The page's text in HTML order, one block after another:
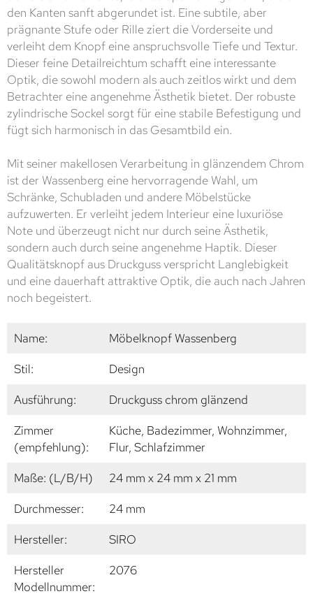
den Kanten sanft abgerundet ist. Eine subtile, aber
prägnante Stufe oder Rille ziert die Vorderseite und
verleiht dem Knopf eine anspruchsvolle Tiefe und Textur.
Dieser feine Detailreichtum schafft eine interessante
Optik, die sowohl modern als auch zeitlos wirkt und dem
Betrachter eine angenehme Ästhetik bietet. Der robuste
zylindrische Sockel sorgt für eine stabile Befestigung und
fügt sich harmonisch in das Gesamtbild ein.
Mit seiner makellosen Verarbeitung in glänzendem Chrom
ist der Wassenberg eine hervorragende Wahl, um
Schränke, Schubladen und andere Möbelstücke
aufzuwerten. Er verleiht jedem Interieur eine luxuriöse
Note und überzeugt nicht nur durch seine Ästhetik,
sondern auch durch seine angenehme Haptik. Dieser
Qualitätsknopf aus Druckguss verspricht Langlebigkeit
und eine dauerhaft attraktive Optik, die auch nach Jahren
noch begeistert.
Name:
Möbelknopf Wassenberg
Stil:
Design
Ausführung:
Druckguss chrom glänzend
Zimmer
(empfehlung):
Küche, Badezimmer, Wohnzimmer,
Flur, Schlafzimmer
Maße: (L/B/H)
24 mm x 24 mm x 21 mm
Durchmesser:
24 mm
Hersteller:
SIRO
Hersteller
Modellnummer:
2076